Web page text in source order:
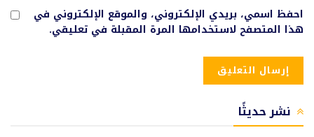
احفظ اسمي، بريدي الإلكتروني، والموقع الإلكتروني في
هذا المتصفح لاستخدامها المرة المقبلة في تعليقي.
نشر حديثًا